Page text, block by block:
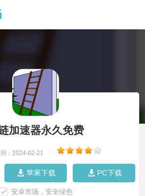
加速器永久免费
：2024-02-21
苹果下载 PC下载
安卓市场，安全绿色